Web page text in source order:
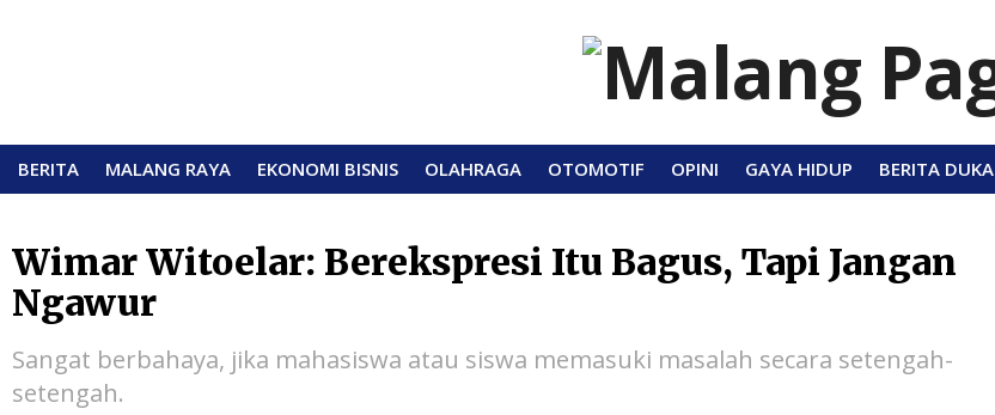
BERITA MALANG RAYA EKONOMI BISNIS OLAHRAGA OTOMOTIF OPINI GAYA HIDUP BERITA DUKA
Wimar Witoelar: Berekspresi Itu Bagus, Tapi Jangan
Ngawur
Sangat berbahaya, jika mahasiswa atau siswa memasuki masalah secara setengah-
setengah.